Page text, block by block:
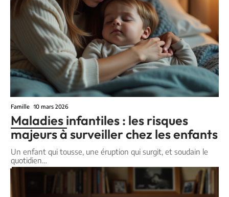
Famille 10 mars 2026
Maladies infantiles : les risques
majeurs à surveiller chez les enfants
Un enfant qui tousse, une éruption qui surgit, et soudain le
quotidien…